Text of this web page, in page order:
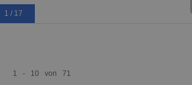
1 / 17
1 - 10 von 71